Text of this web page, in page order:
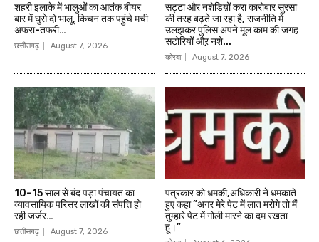
शहरी इलाके में भालुओं का आतंक बीयर
बार में घुसे दो भालू, किचन तक पहुंचे मची
अफरा-तफरी…
छत्तीसगढ़ August 7, 2026
सट्टा औऱ नशेडिय़ों करा कारोबार सुरसा
की तरह बढ़ते जा रहा है, राजनीति में
उलझकर पुलिस अपने मूल काम की जगह
सटोरियों औऱ नशे...
कोरबा August 7, 2026
10–15 साल से बंद पड़ा पंचायत का
व्यावसायिक परिसर लाखों की संपत्ति हो
रही जर्जर…
छत्तीसगढ़ August 7, 2026
पत्रकार को धमकी,अधिकारी ने धमकाते
हुए कहा ”अगर मेरे पेट में लात मरोगे तो मैं
तुम्हारे पेट में गोली मारने का दम रखता
हूं।”